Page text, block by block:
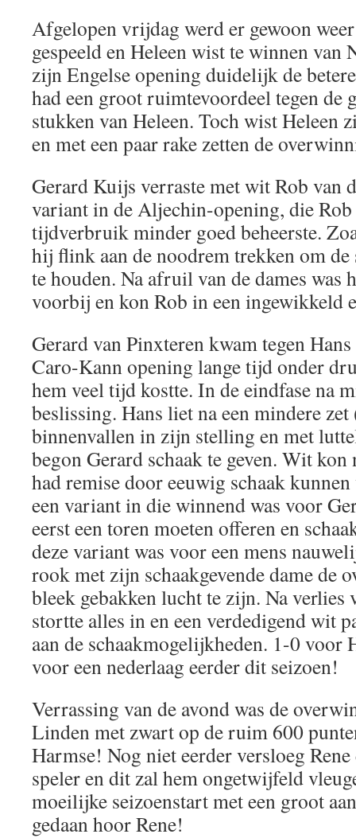
Afgelopen vrijdag werd er gewoon
gespeeld en Heleen wist te winnen
zijn Engelse opening duidelijk de
had een groot ruimtevoordeel tegen de
stukken van Heleen. Toch wist Heleen
en met een paar rake zetten de
Gerard Kuijs verraste met wit Rob van
variant in de Aljechin-opening, die
tijdverbruik minder goed beheerste.
hij flink aan de noodrem trekken om
te houden. Na afruil van de dames was
voorbij en kon Rob in een ingewikkeld
Gerard van Pinxteren kwam tegen
Caro-Kann opening lange tijd onder
hem veel tijd kostte. In de eindfase na
beslissing. Hans liet na een mindere
binnenvallen in zijn stelling en met
begon Gerard schaak te geven. Wit kon
had remise door eeuwig schaak
een variant in die winnend was voor
eerst een toren moeten offeren en
deze variant was voor een mens
rook met zijn schaakgevende dame de
bleek gebakken lucht te zijn. Na verlies
stortte alles in en een verdedigend wit
aan de schaakmogelijkheden. 1-0 voor
voor een nederlaag eerder dit seizoen!
Verrassing van de avond was de
Linden met zwart op de ruim 600
Harmse! Nog niet eerder versloeg Rene
speler en dit zal hem ongetwijfeld
moeilijke seizoenstart met een groot
gedaan hoor Rene!